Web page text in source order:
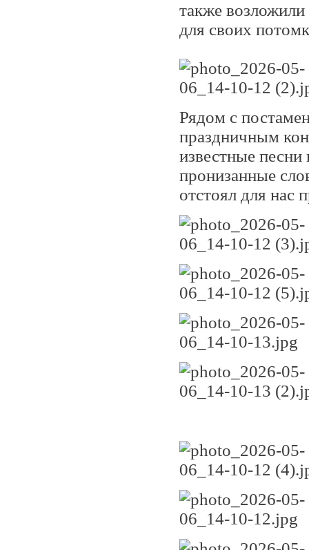
также
для своих
Рядом с
праздничным
известные
пронизанные
отстоял для нас